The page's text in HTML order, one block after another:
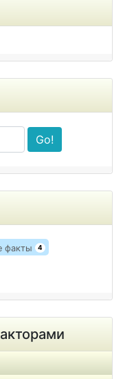
Go!
факты 4